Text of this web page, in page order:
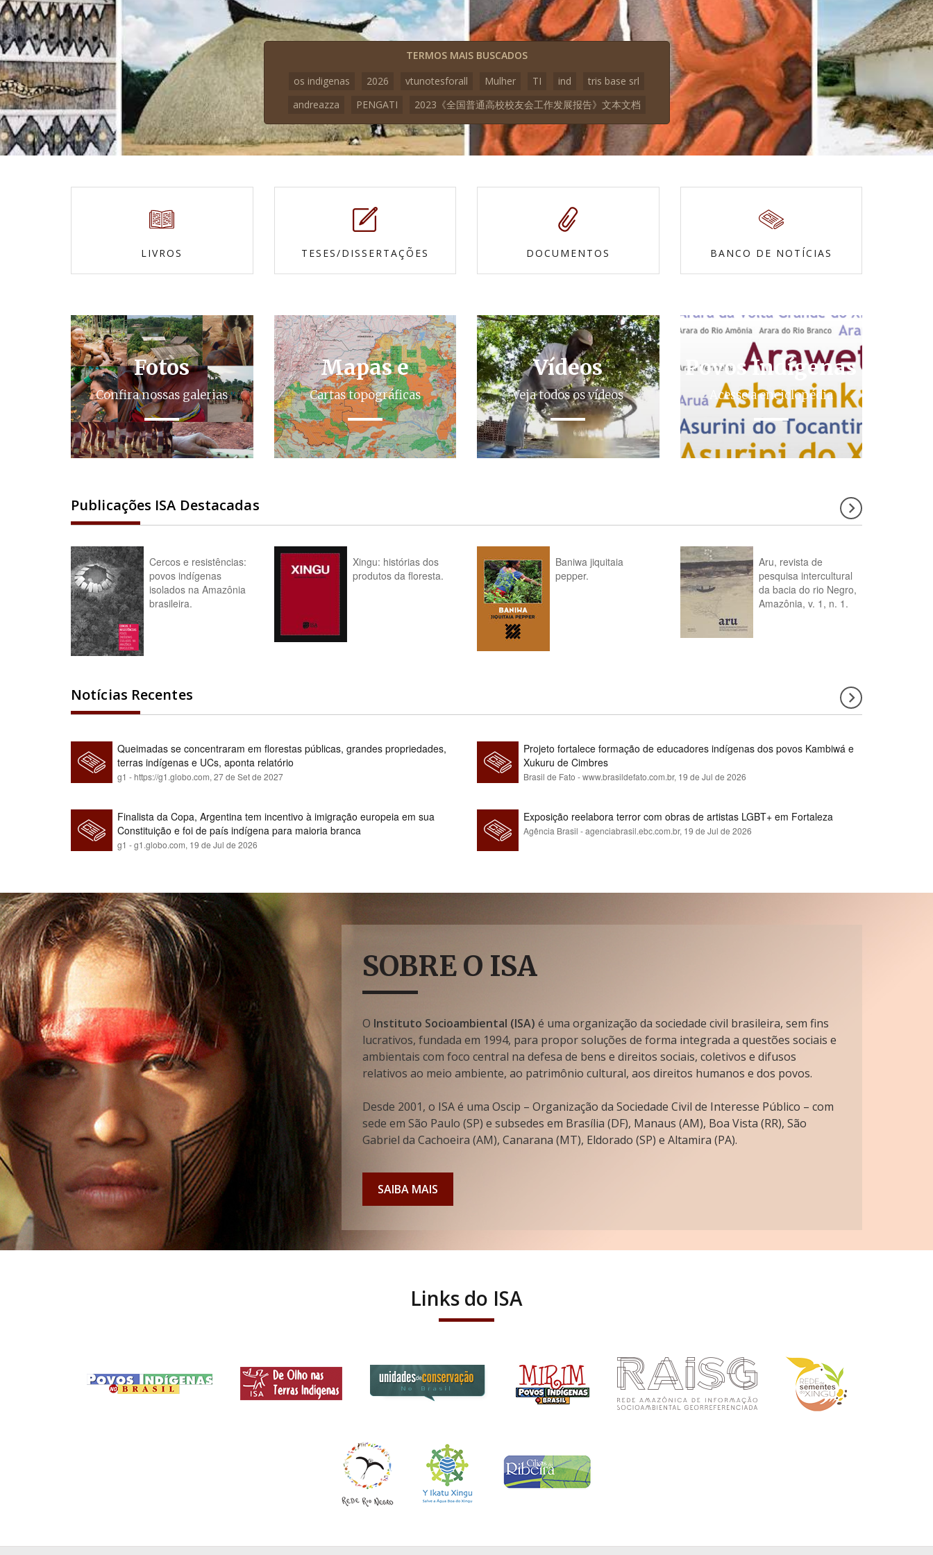
TERMOS MAIS BUSCADOS
os indigenas
2026 vtunotesforall Mulher TI ind
tris base srl
andreazza
PENGATI 2023《全国普通高校校友会工作发展报告》文本文档
LIVROS TESES/DISSERTAÇÕES DOCUMENTOS BANCO DE NOTÍCIAS
Fotos
Confira nossas galerias
Mapas e
Cartas topográficas
Vídeos
Veja todos os vídeos
Povos Indígenas
Acesse a enciclopédia
Publicações ISA Destacadas
Cercos e resistências:
povos indígenas
isolados na Amazônia
brasileira.
Xingu: histórias dos
produtos da floresta.
Baniwa jiquitaia
pepper.
Aru, revista de
pesquisa intercultural
da bacia do rio Negro,
Amazônia, v. 1, n. 1.
Notícias Recentes
Queimadas se concentraram em florestas públicas, grandes propriedades,
terras indígenas e UCs, aponta relatório
g1 - https://g1.globo.com, 27 de Set de 2027
Projeto fortalece formação de educadores indígenas dos povos Kambiwá e
Xukuru de Cimbres
Brasil de Fato - www.brasildefato.com.br, 19 de Jul de 2026
Finalista da Copa, Argentina tem incentivo à imigração europeia em sua
Constituição e foi de país indígena para maioria branca
g1 - g1.globo.com, 19 de Jul de 2026
Exposição reelabora terror com obras de artistas LGBT+ em Fortaleza
Agência Brasil - agenciabrasil.ebc.com.br, 19 de Jul de 2026
SOBRE O ISA
O Instituto Socioambiental (ISA) é uma organização da sociedade civil brasileira, sem fins
lucrativos, fundada em 1994, para propor soluções de forma integrada a questões sociais e
ambientais com foco central na defesa de bens e direitos sociais, coletivos e difusos
relativos ao meio ambiente, ao patrimônio cultural, aos direitos humanos e dos povos.
Desde 2001, o ISA é uma Oscip – Organização da Sociedade Civil de Interesse Público – com
sede em São Paulo (SP) e subsedes em Brasília (DF), Manaus (AM), Boa Vista (RR), São
Gabriel da Cachoeira (AM), Canarana (MT), Eldorado (SP) e Altamira (PA).
SAIBA MAIS
Links do ISA